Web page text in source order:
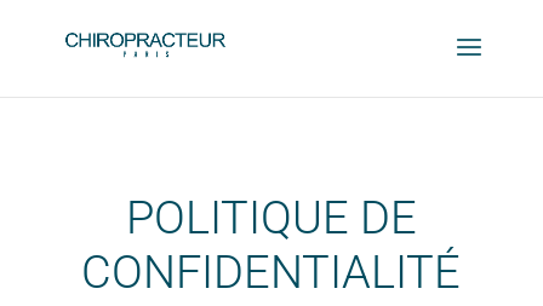
POLITIQUE DE
CONFIDENTIALITÉ